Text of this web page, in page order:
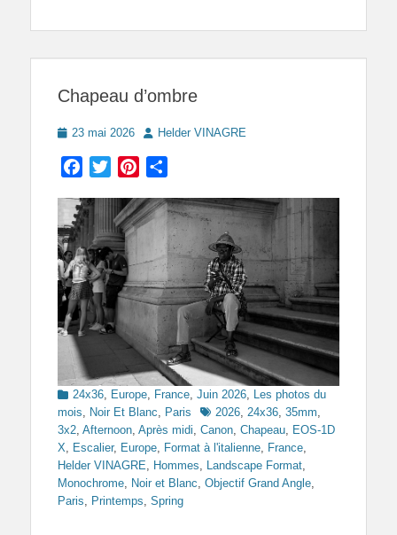
Chapeau d’ombre
Posted
23 mai 2026 AuthorHelder VINAGRE
Facebook
TwitterPinterest
Categories
24x36, Europe, France, Juin 2026, Les photos du
mois, Noir Et Blanc, Paris Tags2026, 24x36, 35mm,
3x2, Afternoon, Après midi, Canon, Chapeau, EOS-1D
X, Escalier, Europe, Format à l'italienne, France,
Helder VINAGRE, Hommes, Landscape Format,
Monochrome, Noir et Blanc, Objectif Grand Angle,
Paris, Printemps, Spring